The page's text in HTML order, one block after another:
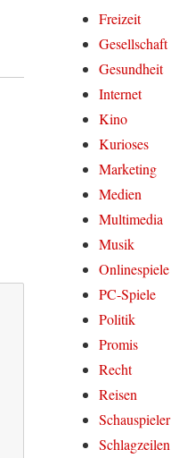
Freizeit
Gesellschaft
Gesundheit
Internet
Kino
Kurioses
Marketing
Medien
Multimedia
Musik
Onlinespiele
PC-Spiele
Politik
Promis
Recht
Reisen
Schauspieler
Schlagzeilen